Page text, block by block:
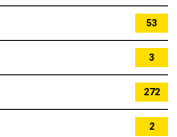
53
3
272
2